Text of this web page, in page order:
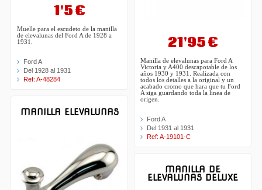
1'5 €
Muelle para el escudeto de la manilla
de elevalunas del Ford A de 1928 a
1931.
Ford A
Del 1928 al 1931
Ref: A-48284
MANILLA ELEVALUNAS
21'95 €
Manilla de elevalunas para Ford A
Victoria y A400 descapotable de los
años 1930 y 1931. Realizada con
todos los detalles a la original y un
acabado cromo que hara que tu Ford
A siga guardando toda la linea de
origen.
Ford A
Del 1931 al 1931
Ref: A-19101-C
MANILLA DE
ELEVALUNAS DELUXE